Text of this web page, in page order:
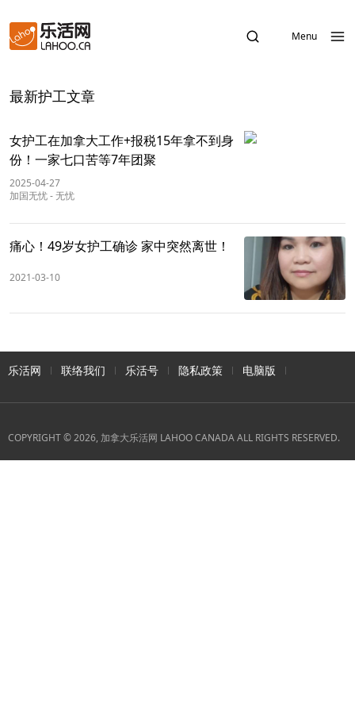
Menu
最新护工文章
女护工在加拿大工作+报税15年拿不到身
份！一家七口苦等7年团聚
2025-04-27
加国无忧-无忧
痛心！49岁女护工确诊 家中突然离世！
2021-03-10
乐活网 联络我们 乐活号 隐私政策 电脑版
COPYRIGHT © 2026, 加拿大乐活网 LAHOO CANADA ALL RIGHTS RESERVED.